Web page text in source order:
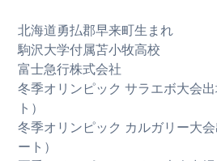
北海道勇払郡早来町生まれ
駒沢大学付属苫小牧高校
富士急行株式会社
冬季オリンピック サラエボ大会
ト）
冬季オリンピック カルガリー大
ート）